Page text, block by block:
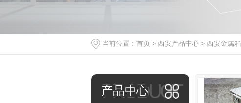
当前位置： 首页 > 西安产品中心 > 西安金属箱
PRODUCT
产品中心